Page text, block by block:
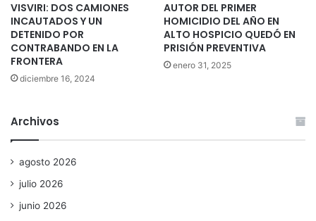
VISVIRI: DOS CAMIONES
INCAUTADOS Y UN
DETENIDO POR
CONTRABANDO EN LA
FRONTERA
diciembre 16, 2024
AUTOR DEL PRIMER
HOMICIDIO DEL AÑO EN
ALTO HOSPICIO QUEDÓ EN
PRISIÓN PREVENTIVA
enero 31, 2025
Archivos
agosto 2026
julio 2026
junio 2026